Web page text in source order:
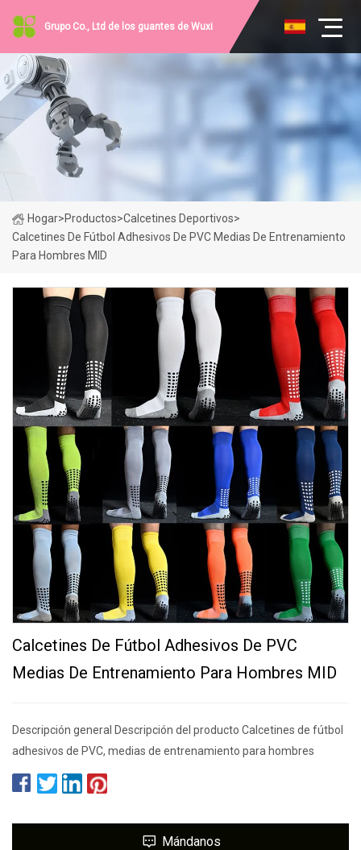
Grupo Co., Ltd de los guantes de Wuxi
Hogar>Productos>Calcetines Deportivos>
Calcetines De Fútbol Adhesivos De PVC Medias De Entrenamiento
Para Hombres MID
Calcetines De Fútbol Adhesivos De PVC
Medias De Entrenamiento Para Hombres MID
Descripción general Descripción del producto Calcetines de fútbol
adhesivos de PVC, medias de entrenamiento para hombres
Mándanos